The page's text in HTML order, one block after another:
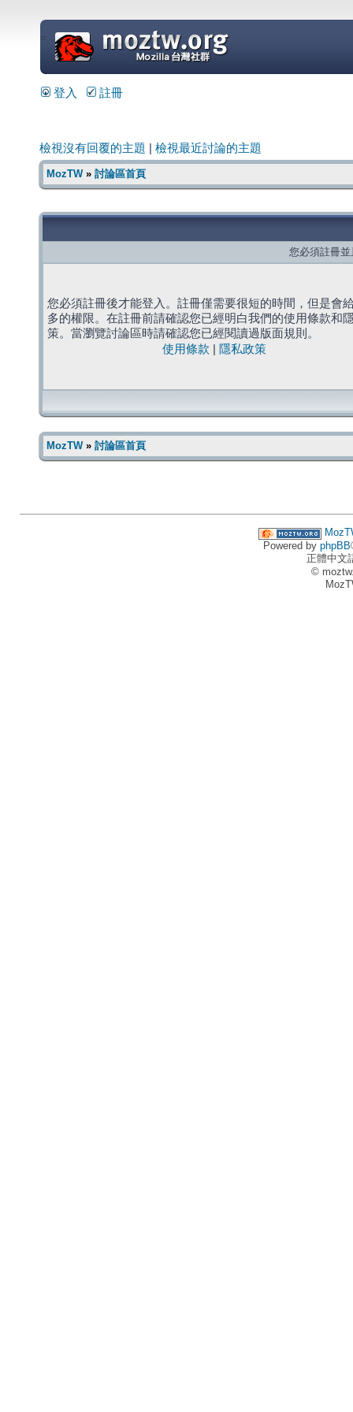
=
登入 註冊
檢視沒有回覆的主題 檢視最近討論的主題
MozTW» 討論區首頁
您必須註冊
您必須註冊後才能登入。註冊僅需要很短的時間，但是會
多的權限。在註冊前請確認您已經明白我們的使用條款和
策。當瀏覽討論區時請確認您已經閱讀過版面規則。
使用條款
隱私政策
MozTW» 討論區首頁
Powered by phpBB
正體中文
©